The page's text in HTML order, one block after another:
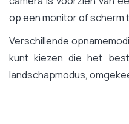
op een monitor of scherm
Verschillende
kunt kiezen die het
landschapmodus,